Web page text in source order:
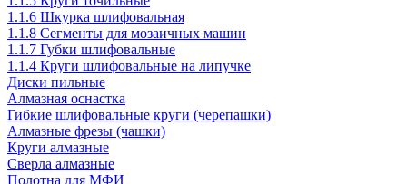
1.1.6 Шкурка шлифовальная
1.1.8 Сегменты для мозаичных машин
1.1.7 Губки шлифовальные
1.1.4 Круги шлифовальные на липучке
Диски пильные
Алмазная оснастка
Гибкие шлифовальные круги (черепашки)
Алмазные фрезы (чашки)
Круги алмазные
Сверла алмазные
Полотна для МФИ